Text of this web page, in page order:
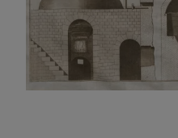
Nouvelle
Bahnbrechende,
zum Wasserbau